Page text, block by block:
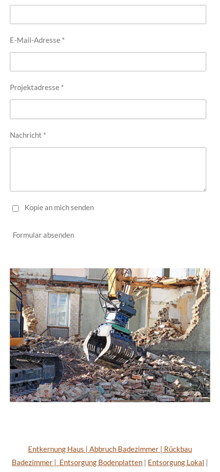
E-Mail-Adresse *
Projektadresse *
Nachricht *
Kopie an mich senden
Formular absenden
Entkernung Haus | Abbruch Badezimmer | Rückbau
Badezimmer | Entsorgung Bodenplatten | Entsorgung Lokal |